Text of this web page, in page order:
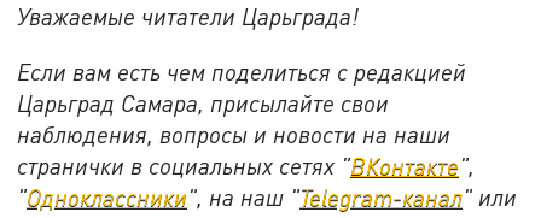
Уважаемые читатели Царьграда!
Если вам есть чем поделиться с редакцией
Царьград Самара, присылайте свои
наблюдения, вопросы и новости на наши
странички в социальных сетях "ВКонтакте",
"Одноклассники", на наш "Telegram-канал" или